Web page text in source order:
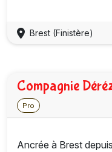
Brest (Finistère)
Compagnie
Pro
Ancrée à Brest